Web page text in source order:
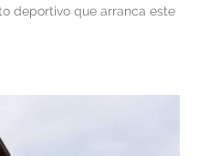
deportivo que arranca este